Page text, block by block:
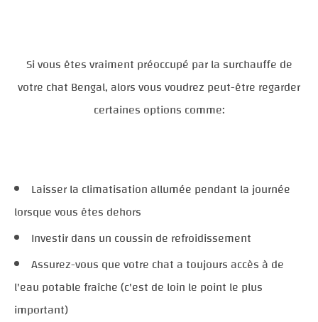
Si vous êtes vraiment préoccupé par la surchauffe de
votre chat Bengal, alors vous voudrez peut-être regarder
certaines options comme:
Laisser la climatisation allumée pendant la journée
lorsque vous êtes dehors
Investir dans un coussin de refroidissement
Assurez-vous que votre chat a toujours accès à de
l'eau potable fraîche (c'est de loin le point le plus
important)